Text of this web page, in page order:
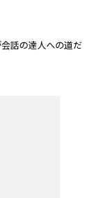
話の達人への道だ